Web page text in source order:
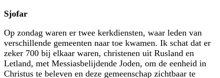
Sjofar
Op zondag waren er twee kerkdiensten, waar leden van
verschillende gemeenten naar toe kwamen. Ik schat dat er
zeker 700 bij elkaar waren, christenen uit Rusland en
Letland, met Messiasbelijdende Joden, om de eenheid in
Christus te beleven en deze gemeenschap zichtbaar te